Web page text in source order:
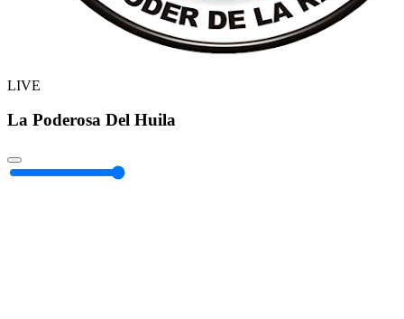
LIVE
La Poderosa Del Huila